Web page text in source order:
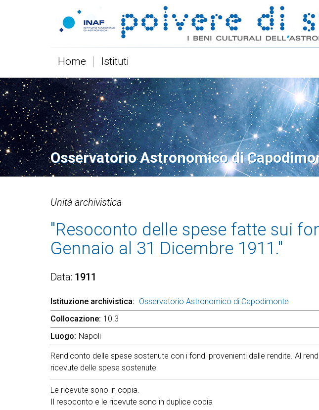
Home Istituti
Osservatorio Astronomico di
Unità archivistica
"Resoconto delle spese fatte sui
Gennaio al 31 Dicembre 1911."
Data 1911
Istituzione archivistica
Osservatorio Astronomico di Capodimonte
Collocazione 10.3
Luogo Napoli
Rendiconto delle spese sostenute con i fondi provenienti dalle rendite. Al
ricevute delle spese sostenute
Le ricevute sono in copia.
Il resoconto e le ricevute sono in duplice copia